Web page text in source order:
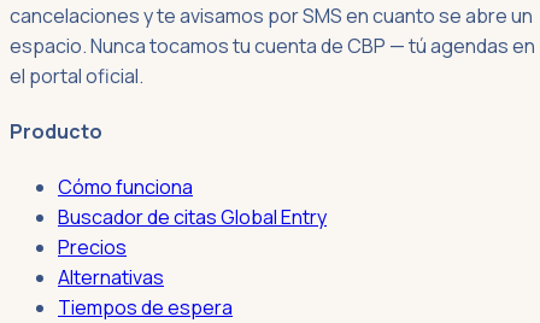
cancelaciones y te avisamos por SMS en cuanto se abre un
espacio. Nunca tocamos tu cuenta de CBP — tú agendas en
el portal oficial.
Producto
Cómo funciona
Buscador de citas Global Entry
Precios
Alternativas
Tiempos de espera